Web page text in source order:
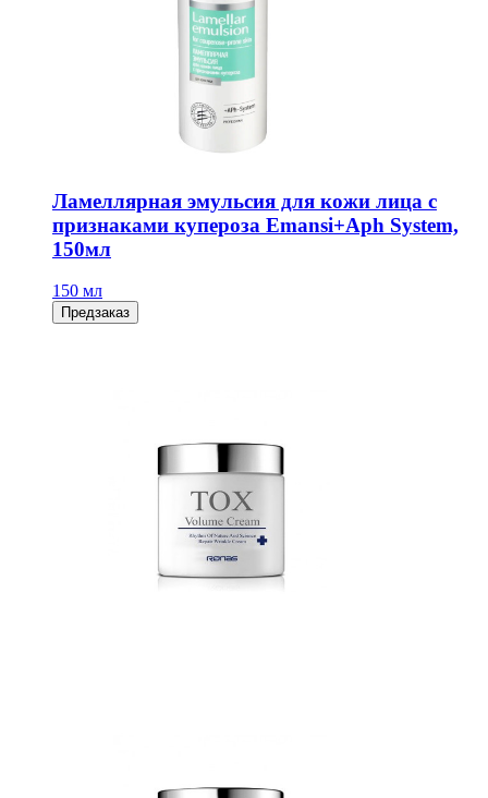
Ламеллярная эмульсия для кожи лица с
признаками купероза Emansi+Aph System,
150мл
150 мл
Предзаказ